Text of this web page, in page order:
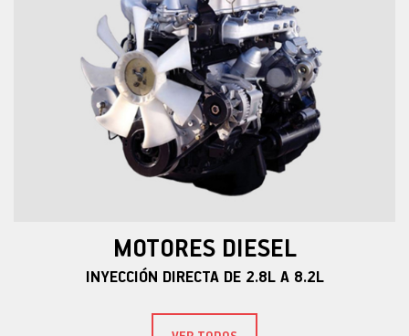
MOTORES DIESEL
INYECCIÓN DIRECTA DE 2.8L A 8.2L